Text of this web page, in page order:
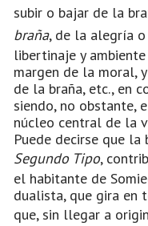
subir o bajar de la
braña, de la alegría
libertinaje y
margen de la moral,
de la braña, etc., en
siendo, no obstante,
núcleo central de la
Puede decirse que
Segundo Tipo,
el habitante de
dualista, que gira en
que, sin llegar a